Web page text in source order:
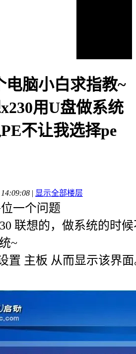
电脑小白求指教~
用U盘做系统
不让我选择pe
| 显示全部楼层
一个问题
联想的，做系统的时
~
置 主板 从而显示该界